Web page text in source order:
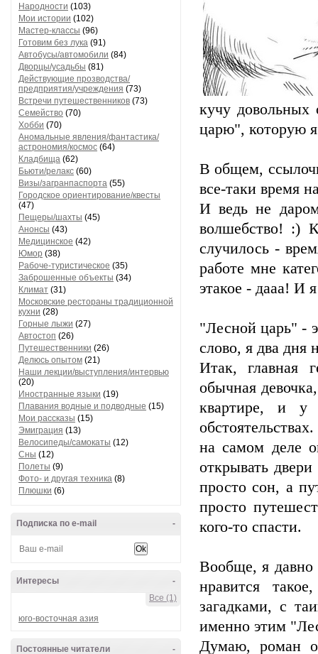
Народности (103)
Мои истории (102)
Мастер-классы (96)
Готовим без лука (91)
Автобусы/автомобили (84)
Дворцы/усадьбы (81)
Действующие прозводства/
предприятия/учреждения (73)
Встречи путешественников (73)
Семейство (70)
Хобби (70)
Аномальные явления/фантастика/
астрономия/космос (64)
Кладбища (62)
Бьюти/релакс (60)
Визы/загранпаспорта (55)
Городское ориентирование/квесты
(47)
Пещеры/шахты (45)
Анонсы (43)
Медицинское (42)
Юмор (38)
Рабоче-туристическое (35)
Заброшенные объекты (34)
Климат (31)
Московские рестораны традиционной
кухни (28)
Горные лыжи (27)
Автостоп (26)
Путешественники (26)
Делюсь опытом (21)
Наши лекции/выступления/интервью
(20)
Иностранные языки (19)
Плавания водные и подводные (15)
Мои рассказы (15)
Эмиграция (13)
Велосипеды/самокаты (12)
Сны (12)
Полеты (9)
Фото- и другая техника (8)
Плюшки (6)
-
Подписка по e-mail
-
Интересы
Все (1)
юго-восточная азия
-
Постоянные читатели
кучу довольных
царю", которую
В общем,
все-таки время
И ведь не
волшебство! :)
случилось -
работе мне
этакое - дааа! И
"Лесной царь" -
слово, я два дня
Итак, главная
обычная
квартире, и у
на самом деле
открывать
просто сон, а
просто
кого-то спасти.
Вообще, я давно
нравится
загадками, с
именно этим
Думаю, роман